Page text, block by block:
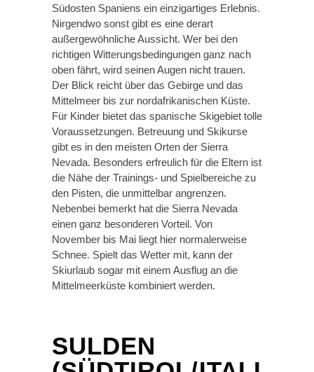
Südosten Spaniens ein einzigartiges Erlebnis.
Nirgendwo sonst gibt es eine derart
außergewöhnliche Aussicht. Wer bei den
richtigen Witterungsbedingungen ganz nach
oben fährt, wird seinen Augen nicht trauen.
Der Blick reicht über das Gebirge und das
Mittelmeer bis zur nordafrikanischen Küste.
Für Kinder bietet das spanische Skigebiet tolle
Voraussetzungen. Betreuung und Skikurse
gibt es in den meisten Orten der Sierra
Nevada. Besonders erfreulich für die Eltern ist
die Nähe der Trainings- und Spielbereiche zu
den Pisten, die unmittelbar angrenzen.
Nebenbei bemerkt hat die Sierra Nevada
einen ganz besonderen Vorteil. Von
November bis Mai liegt hier normalerweise
Schnee. Spielt das Wetter mit, kann der
Skiurlaub sogar mit einem Ausflug an die
Mittelmeerküste kombiniert werden.
SULDEN